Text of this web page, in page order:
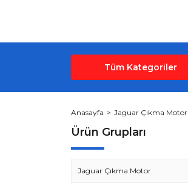
Tüm Kategoriler
Anasayfa Jaguar Çıkma Motor
Ürün Grupları
Jaguar Çıkma Motor